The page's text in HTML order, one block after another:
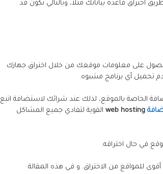
قاعدة بياناتك مثلا، وبالتالي تكون قد
على معلومات موقعك من خلال اختراق جهازك
تحميل أي برنامج مشبوه.
الخاصة بالموقع، لذلك عند شرائك لاستضافة اتبع
web hosting القوية لتفادي جميع المشاكل
في حال اختراقه.
للمواقع من الاختراق. و في هذه المقالة